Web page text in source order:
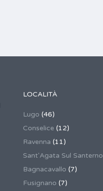
LOCALITÀ
Lugo (46)
Conselice (12)
Ravenna (11)
Sant'Agata Sul Santerno
Bagnacavallo (7)
Fusignano (7)